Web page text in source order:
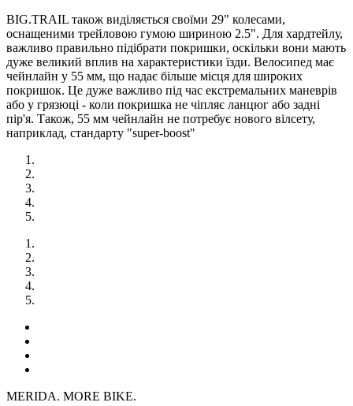
BIG.TRAIL також виділяється своїми 29" колесами,
оснащеними трейловою гумою шириною 2.5". Для хардтейлу,
важливо правильно підібрати покришки, оскільки вони мають
дуже великий вплив на характеристики їзди. Велосипед має
чейнлайн у 55 мм, що надає більше місця для широких
покришок. Це дуже важливо під час екстремальних маневрів
або у грязюці - коли покришка не чіпляє ланцюг або задні
пір'я. Також, 55 мм чейнлайн не потребує нового вілсету,
наприклад, стандарту "super-boost"
MERIDA. MORE BIKE.